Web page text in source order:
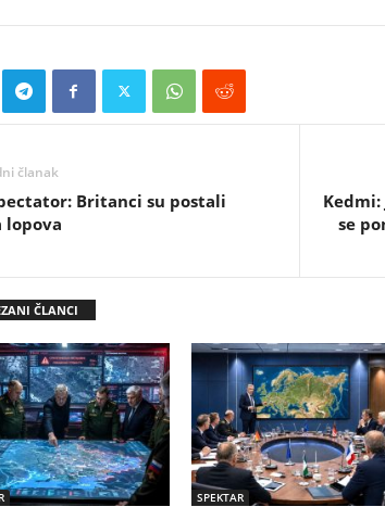
članak
Britanci su postali
lopova
se
ČLANCI
SPEKTAR